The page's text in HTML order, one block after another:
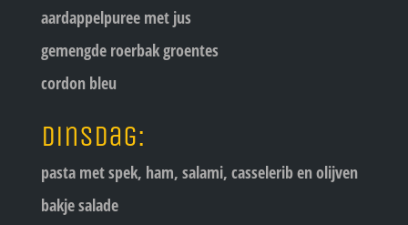
aardappelpuree met jus
gemengde roerbak groentes
cordon bleu
Dinsdag:
pasta met spek, ham, salami, casselerib en olijven
bakje salade